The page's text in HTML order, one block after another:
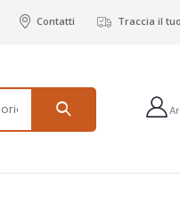
Contatti Traccia il